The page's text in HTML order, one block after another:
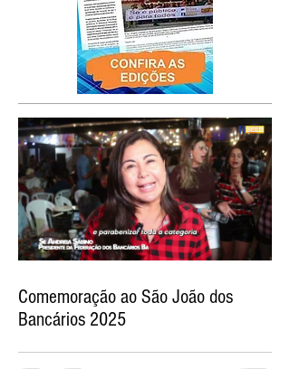
Comemoração ao São João dos
Bancários 2025